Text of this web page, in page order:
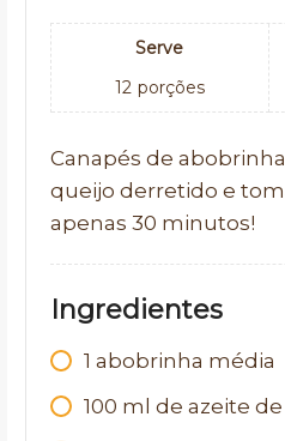
Serve
12 porções
Canapés de
queijo derretido e
apenas 30 minutos!
Ingredientes
1 abobrinha média
100 ml de azeite de